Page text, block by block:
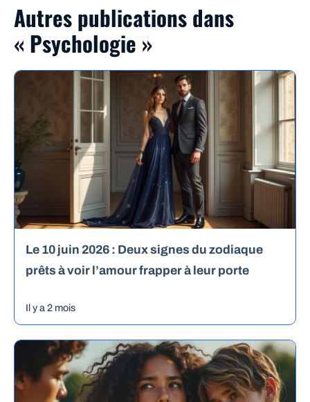
Autres publications dans
« Psychologie »
Le 10 juin 2026 : Deux signes du zodiaque
prêts à voir l’amour frapper à leur porte
Il y a 2 mois